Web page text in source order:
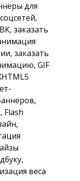
для
заказать
заказать
GIF
Flash
веса